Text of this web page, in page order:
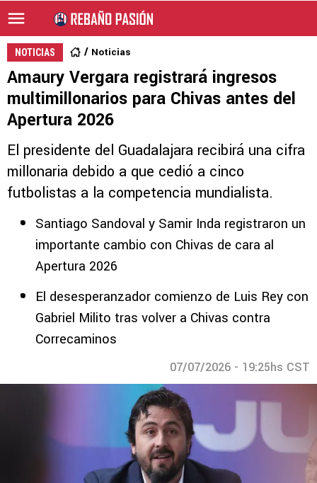
NOTICIAS Noticias
Amaury Vergara registrará ingresos
multimillonarios para Chivas antes del
Apertura 2026
El presidente del Guadalajara recibirá una cifra
millonaria debido a que cedió a cinco
futbolistas a la competencia mundialista.
Santiago Sandoval y Samir Inda registraron un
importante cambio con Chivas de cara al
Apertura 2026
El desesperanzador comienzo de Luis Rey con
Gabriel Milito tras volver a Chivas contra
Correcaminos
07/07/2026 - 19:25hs CST